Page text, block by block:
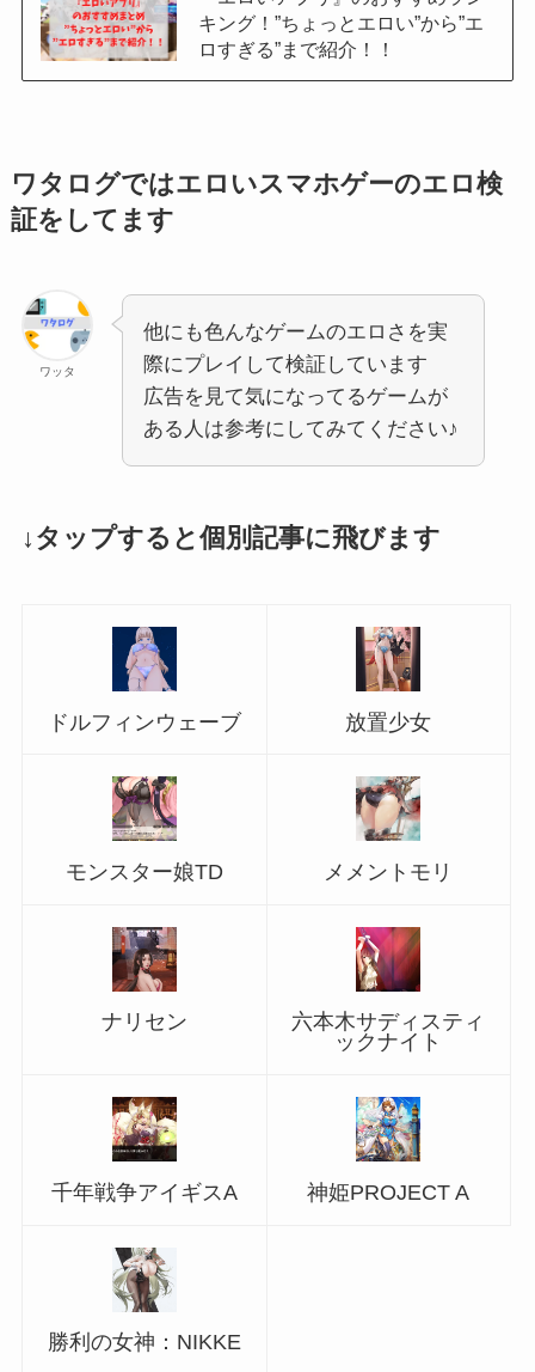
キング！”ちょっとエロい”から”エ
ロすぎる”まで紹介！！
ワタログではエロいスマホゲーのエロ検
証をしてます
ワッタ
他にも色んなゲームのエロさを実
際にプレイして検証しています
広告を見て気になってるゲームが
ある人は参考にしてみてください♪
↓タップすると個別記事に飛びます
ドルフィンウェーブ 放置少女
モンスター娘TD メメントモリ
ナリセン
六本木サディスティ
ックナイト
千年戦争アイギスA 神姫PROJECT A
勝利の女神：NIKKE